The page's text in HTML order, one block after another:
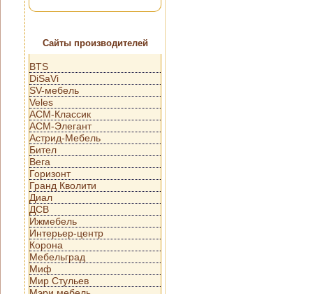
Сайты производителей
BTS
DiSaVi
SV-мебель
Veles
АСМ-Классик
АСМ-Элегант
Астрид-Мебель
Бител
Вега
Горизонт
Гранд Кволити
Диал
ДСВ
Ижмебель
Интерьер-центр
Корона
Мебельград
Миф
Мир Стульев